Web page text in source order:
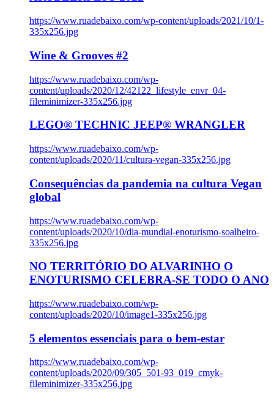
https://www.ruadebaixo.com/wp-content/uploads/2021/10/1-
335x256.jpg
Wine & Grooves #2
https://www.ruadebaixo.com/wp-
content/uploads/2020/12/42122_lifestyle_envr_04-
fileminimizer-335x256.jpg
LEGO® TECHNIC JEEP® WRANGLER
https://www.ruadebaixo.com/wp-
content/uploads/2020/11/cultura-vegan-335x256.jpg
Consequências da pandemia na cultura Vegan
global
https://www.ruadebaixo.com/wp-
content/uploads/2020/10/dia-mundial-enoturismo-soalheiro-
335x256.jpg
NO TERRITÓRIO DO ALVARINHO O
ENOTURISMO CELEBRA-SE TODO O ANO
https://www.ruadebaixo.com/wp-
content/uploads/2020/10/image1-335x256.jpg
5 elementos essenciais para o bem-estar
https://www.ruadebaixo.com/wp-
content/uploads/2020/09/305_501-93_019_cmyk-
fileminimizer-335x256.jpg